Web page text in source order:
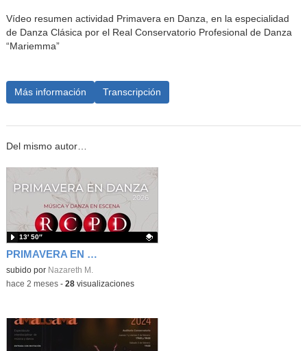
Vídeo resumen actividad Primavera en Danza, en la especialidad
de Danza Clásica por el Real Conservatorio Profesional de Danza
“Mariemma”
Más información Transcripción
Del mismo autor…
PRIMAVERA EN DANZA, DANZA ESPAÑOLA RCPD MARIEMMA
Contenido educativo.
subido por Nazareth M.
13′ 50″
-hace 2 meses- 28visualizaciones